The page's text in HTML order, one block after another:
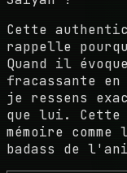
Cette
rappelle
Quand il
fracassante en
je ressens
que lui. Cette
mémoire
badass de